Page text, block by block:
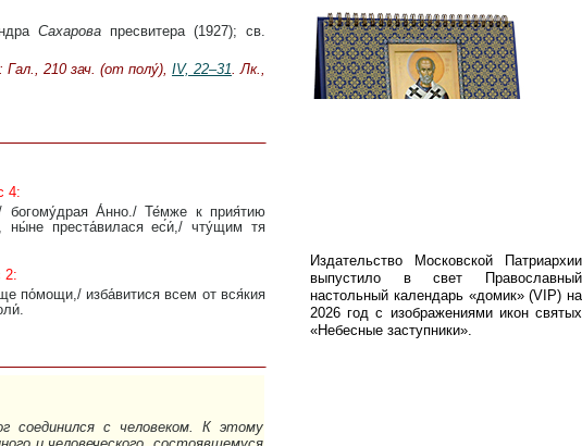
Сахарова пресвитера (1927); св.
210 зач. (от полу́), IV, 22–31. Лк.,
4:
преста́вилася ес́и́,/ чту́щим тя
2:
соединился с человеком. К этому
Издательство Московской Патриархии
выпустило в свет Православный
настольный календарь «домик» (VIP) на
2026 год с изображениями икон святых
«Небесные заступники».